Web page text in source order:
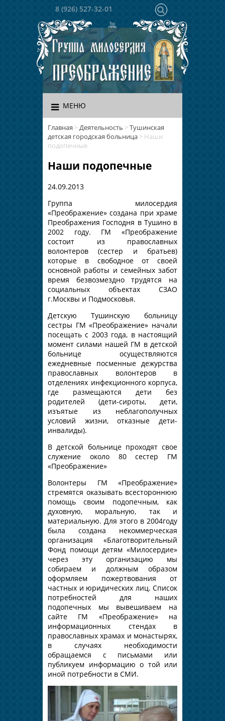
8 (926) 527-32-01
МЕНЮ
Главная >Деятельность >Тушинская
детская городская больница > Наши
подопечные
Наши подопечные
24.09.2013
Группа милосердия
«Преображение» создана при храме
Преображения Господня в Тушино в
2002 году. ГМ «Преображение
состоит из православных
волонтеров (сестер и братьев)
которые в свободное от своей
основной работы и семейных забот
время безвозмездно трудятся на
социальных объектах СЗАО
г.Москвы и Подмосковья.
Детскую Тушинскую больницу
сестры ГМ «Преображение» начали
посещать с 2003 года, в настоящий
момент силами нашей ГМ в детской
больнице осуществляются
ежедневные посменные дежурства
православных волонтеров в
отделениях инфекционного корпуса,
где размещаются дети без
родителей (дети-сироты, дети,
изъятые из неблагополучных
условий жизни, отказные дети-
инвалиды).
В детской больнице проходят свое
служение около 80 сестер ГМ
«Преображение»
Волонтеры ГМ «Преображение»
стремятся оказывать всестороннюю
помощь своим подопечным, как
духовную, моральную, так и
материальную. Для этого в 2004году
была создана некоммерческая
организация «Благотворительный
Фонд помощи детям «Милосердие»
через эту организацию мы
собираем и должным образом
оформляем пожертвования от
частных и юридических лиц. Список
потребностей для наших
подопечных мы вывешиваем на
сайте ГМ «Преображение» на
информационных стендах в
православных храмах и монастырях,
в случаях необходимости
обращаемся с письмами или
публикуем информацию о той или
иной потребности в СМИ.